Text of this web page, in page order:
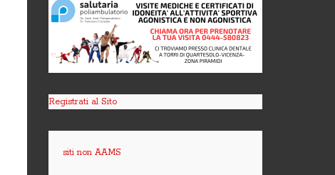
Registrati al Sito
siti non AAMS